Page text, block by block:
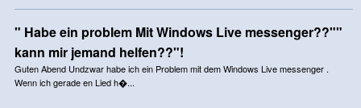
" Habe ein problem Mit Windows Live messenger??""
kann mir jemand helfen??"!
Guten Abend Undzwar habe ich ein Problem mit dem Windows Live messenger .
Wenn ich gerade en Lied h�...